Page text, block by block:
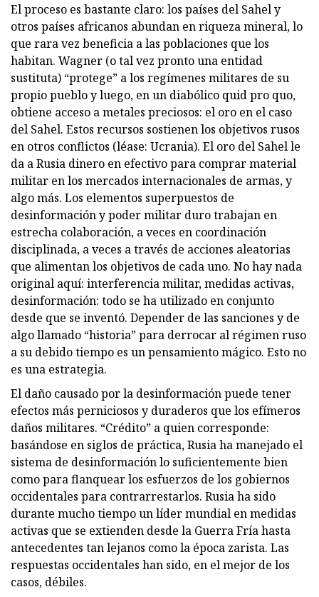
El proceso es bastante claro: los países del Sahel y
otros países africanos abundan en riqueza mineral, lo
que rara vez beneficia a las poblaciones que los
habitan. Wagner (o tal vez pronto una entidad
sustituta) “protege” a los regímenes militares de su
propio pueblo y luego, en un diabólico quid pro quo,
obtiene acceso a metales preciosos: el oro en el caso
del Sahel. Estos recursos sostienen los objetivos rusos
en otros conflictos (léase: Ucrania). El oro del Sahel le
da a Rusia dinero en efectivo para comprar material
militar en los mercados internacionales de armas, y
algo más. Los elementos superpuestos de
desinformación y poder militar duro trabajan en
estrecha colaboración, a veces en coordinación
disciplinada, a veces a través de acciones aleatorias
que alimentan los objetivos de cada uno. No hay nada
original aquí: interferencia militar, medidas activas,
desinformación: todo se ha utilizado en conjunto
desde que se inventó. Depender de las sanciones y de
algo llamado “historia” para derrocar al régimen ruso
a su debido tiempo es un pensamiento mágico. Esto no
es una estrategia.
El daño causado por la desinformación puede tener
efectos más perniciosos y duraderos que los efímeros
daños militares. “Crédito” a quien corresponde:
basándose en siglos de práctica, Rusia ha manejado el
sistema de desinformación lo suficientemente bien
como para flanquear los esfuerzos de los gobiernos
occidentales para contrarrestarlos. Rusia ha sido
durante mucho tiempo un líder mundial en medidas
activas que se extienden desde la Guerra Fría hasta
antecedentes tan lejanos como la época zarista. Las
respuestas occidentales han sido, en el mejor de los
casos, débiles.